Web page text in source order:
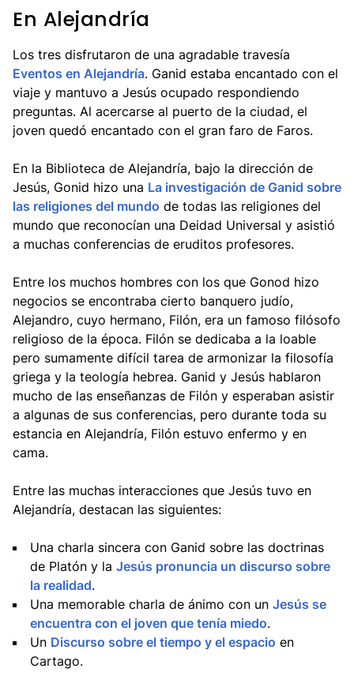
En Alejandría
Los tres disfrutaron de una agradable travesía
Eventos en Alejandría. Ganid estaba encantado con el
viaje y mantuvo a Jesús ocupado respondiendo
preguntas. Al acercarse al puerto de la ciudad, el
joven quedó encantado con el gran faro de Faros.
En la Biblioteca de Alejandría, bajo la dirección de
Jesús, Gonid hizo una La investigación de Ganid sobre
las religiones del mundo de todas las religiones del
mundo que reconocían una Deidad Universal y asistió
a muchas conferencias de eruditos profesores.
Entre los muchos hombres con los que Gonod hizo
negocios se encontraba cierto banquero judío,
Alejandro, cuyo hermano, Filón, era un famoso filósofo
religioso de la época. Filón se dedicaba a la loable
pero sumamente difícil tarea de armonizar la filosofía
griega y la teología hebrea. Ganid y Jesús hablaron
mucho de las enseñanzas de Filón y esperaban asistir
a algunas de sus conferencias, pero durante toda su
estancia en Alejandría, Filón estuvo enfermo y en
cama.
Entre las muchas interacciones que Jesús tuvo en
Alejandría, destacan las siguientes:
Una charla sincera con Ganid sobre las doctrinas
de Platón y laJesús pronuncia un discurso sobre
la realidad.
Una memorable charla de ánimo con un Jesús se
encuentra con el joven que tenía miedo.
Un Discurso sobre el tiempo y el espacio en
Cartago.